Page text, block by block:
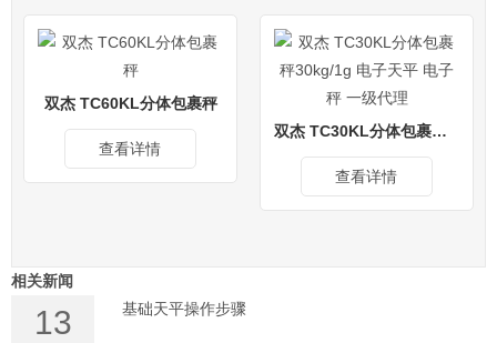
双杰 TC60KL分体包裹秤
查看详情
双杰 TC30KL分体包裹秤30kg/1g 电子天平 电子秤 一级代理
查看详情
相关新闻
13 基础天平操作步骤